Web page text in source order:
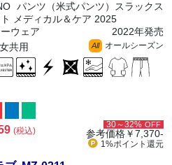
パンツ（米式パンツ）スラックス
メディカル＆ケア 2025
ーウェア
2022年発売
共用
All オールシーズン
(税込)
30～32% OFF
参考価格￥7,370-
1%ポイント 還元